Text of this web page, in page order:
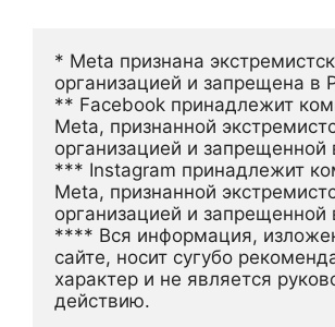
* Meta признана
организацией и запрещена в
** Facebook принадлежит
Meta, признанной
организацией и запрещенной
*** Instagram принадлежит
Meta, признанной
организацией и запрещенной
**** Вся информация,
сайте, носит сугубо
характер и не является
действию.